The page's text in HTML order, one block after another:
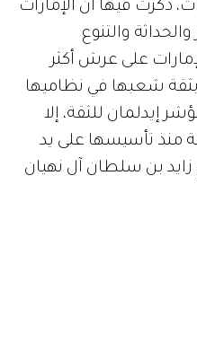
ذكرت فيها أن الإمارات
والتنوع
على عرش أكثر
شعبها في نظاميها
إيدلمان للثقة، إلا
منذ تأسيسها على يد
زايد بن سلطان آل نهيان